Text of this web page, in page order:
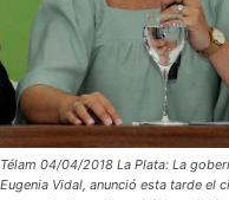
Télam 04/04/2018 La Plata: La
Eugenia Vidal, anunció esta tarde el